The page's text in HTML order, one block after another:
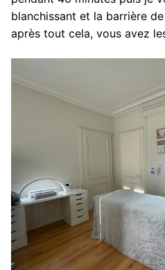
blanchissant et la barrière
après tout cela, vous avez